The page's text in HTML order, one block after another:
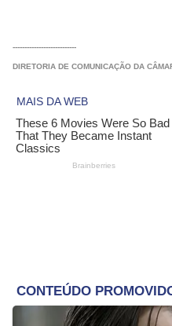
---------------------------
DIRETORIA DE COMUNICAÇÃO DA